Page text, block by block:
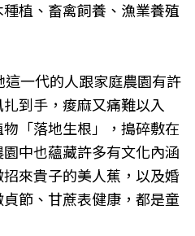
植、畜禽飼養、漁業養殖
一代的人跟家庭農園有許
到手，痠麻又痛難以入
「落地生根」，搗碎敷在
中也蘊藏許多有文化內涵
來貴子的美人蕉，以及婚
節、甘蔗表健康，都是童